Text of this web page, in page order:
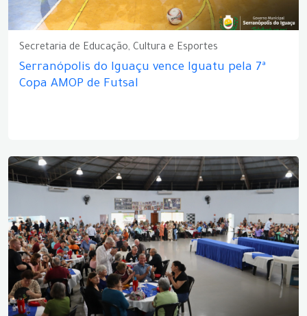
Secretaria de Educação, Cultura e Esportes
Serranópolis do Iguaçu vence Iguatu pela 7ª
Copa AMOP de Futsal